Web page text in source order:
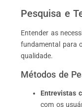
Pesquisa e
Entender as
fundamental para
qualidade.
Métodos de
Entrevistas
com os